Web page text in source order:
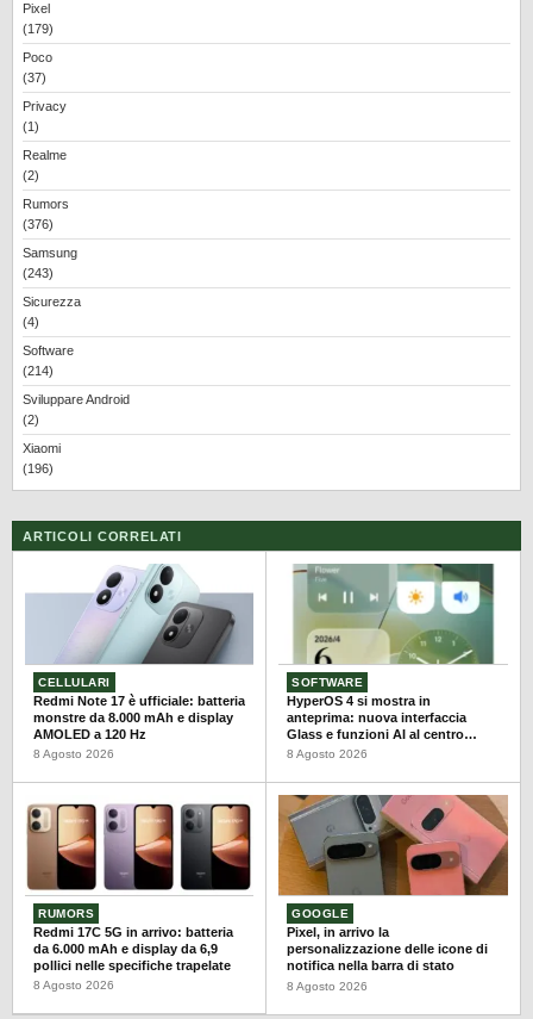
Pixel
(179)
Poco
(37)
Privacy
(1)
Realme
(2)
Rumors
(376)
Samsung
(243)
Sicurezza
(4)
Software
(214)
Sviluppare Android
(2)
Xiaomi
(196)
ARTICOLI CORRELATI
CELLULARI
Redmi Note 17 è ufficiale: batteria
monstre da 8.000 mAh e display
AMOLED a 120 Hz
8 Agosto 2026
SOFTWARE
HyperOS 4 si mostra in
anteprima: nuova interfaccia
Glass e funzioni AI al centro
dell’aggiornamento
8 Agosto 2026
RUMORS
Redmi 17C 5G in arrivo: batteria
da 6.000 mAh e display da 6,9
pollici nelle specifiche trapelate
8 Agosto 2026
GOOGLE
Pixel, in arrivo la
personalizzazione delle icone di
notifica nella barra di stato
8 Agosto 2026